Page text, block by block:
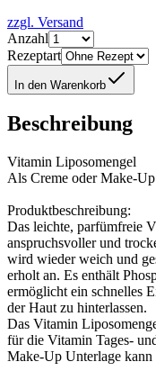
zzgl. Versand
Anzahl
Rezeptart
In den Warenkorb
Beschreibung
Vitamin Liposomengel
Als Creme oder Make-
Produktbeschreibung:
Das leichte, parfümfreie
anspruchsvoller und
wird wieder weich und
erholt an. Es enthält
ermöglicht ein schnelles
der Haut zu hinterlassen.
Das Vitamin
für die Vitamin Tages-
Make-Up Unterlage kann